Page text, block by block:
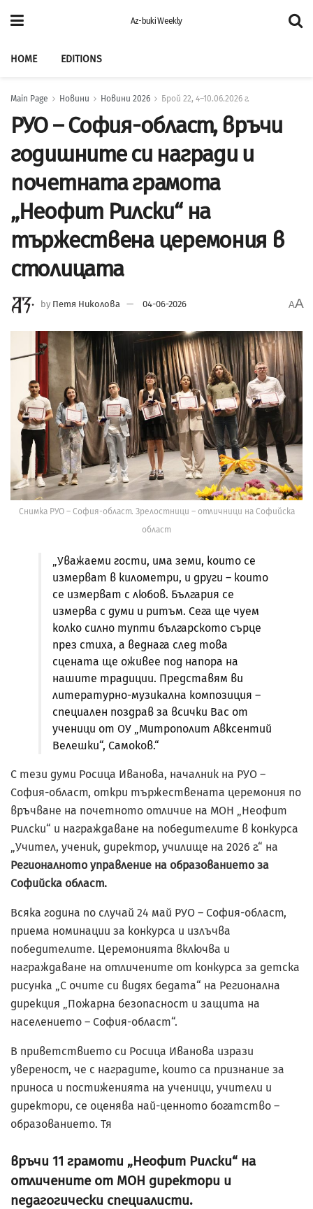
Az-buki Weekly
HOME EDITIONS
Main Page Новини Новини 2026 Брой 22, 4–10.06.2026 г.
РУО – София-област, връчи
годишните си награди и
почетната грамота
„Неофит Рилски“ на
тържествена церемония в
столицата
by Петя Николова 04-06-2026 AA
Снимка РУО – София-област. Зрелостници – отличници на Софийска
област
„Уважаеми гости, има земи, които се
измерват в километри, и други – които
се измерват с любов. България се
измерва с думи и ритъм. Сега ще чуем
колко силно тупти българското сърце
през стиха, а веднага след това
сцената ще оживее под напора на
нашите традиции. Представям ви
литературно-музикална композиция –
специален поздрав за всички Вас от
ученици от ОУ „Митрополит Авксентий
Велешки“, Самоков.“
С тези думи Росица Иванова, началник на РУО –
София-област, откри тържествената церемония по
връчване на почетното отличие на МОН „Неофит
Рилски“ и награждаване на победителите в конкурса
„Учител, ученик, директор, училище на 2026 г.“ на
Регионалното управление на образованието за
Софийска област.
Всяка година по случай 24 май РУО – София-област,
приема номинации за конкурса и излъчва
победителите. Церемонията включва и
награждаване на отличените от конкурса за детска
рисунка „С очите си видях бедата“ на Регионална
дирекция „Пожарна безопасност и защита на
населението – София-област“.
В приветствието си Росица Иванова изрази
увереност, че с наградите, които са признание за
приноса и постиженията на ученици, учители и
директори, се оценява най-ценното богатство –
образованието. Тя
връчи 11 грамоти „Неофит Рилски“ на
отличените от МОН директори и
педагогически специалисти.